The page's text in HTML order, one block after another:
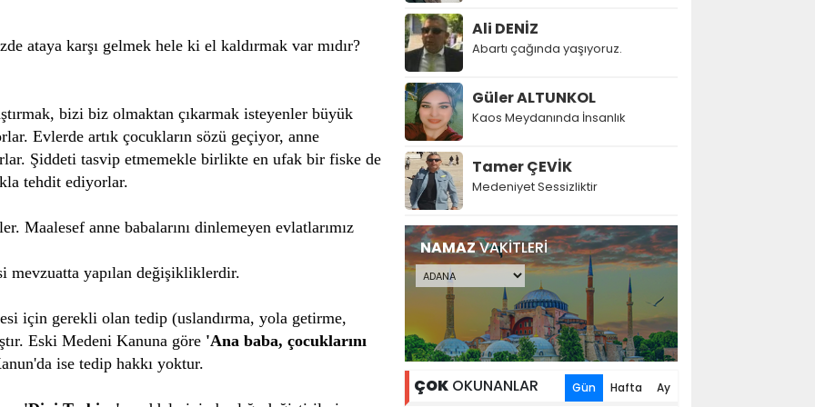
ataya karşı gelmek hele ki el kaldırmak var mıdır?
bizi biz olmaktan çıkarmak isteyenler büyük
Evlerde artık çocukların sözü geçiyor, anne
Şiddeti tasvip etmemekle birlikte en ufak bir fiske de
tehdit ediyorlar.
Maalesef anne babalarını dinlemeyen evlatlarımız
mevzuatta yapılan değişikliklerdir.
için gerekli olan tedip (uslandırma, yola getirme,
Eski Medeni Kanuna göre 'Ana baba, çocuklarını
ise tedip hakkı yoktur.
Ali DENİZ
Abartı çağında yaşıyoruz.
Güler ALTUNKOL
Kaos Meydanında İnsanlık
Tamer ÇEVİK
Medeniyet Sessizliktir
NAMAZVAKİTLERİ
ÇOKOKUNANLAR Gün Hafta Ay